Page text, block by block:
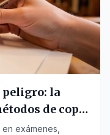
peligro: la
de copia
exámenes,